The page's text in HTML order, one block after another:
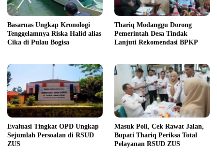
Basarnas Ungkap Kronologi
Tenggelamnya Riska Halid alias
Cika di Pulau Bogisa
Thariq Modanggu Dorong
Pemerintah Desa Tindak
Lanjuti Rekomendasi BPKP
Evaluasi Tingkat OPD Ungkap
Sejumlah Persoalan di RSUD
ZUS
Masuk Poli, Cek Rawat Jalan,
Bupati Thariq Periksa Total
Pelayanan RSUD ZUS